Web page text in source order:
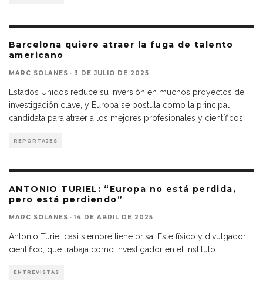
Barcelona quiere atraer la fuga de talento
americano
MARC SOLANES · 3 DE JULIO DE 2025
Estados Unidos reduce su inversión en muchos proyectos de
investigación clave, y Europa se postula como la principal
candidata para atraer a los mejores profesionales y científicos.
REPORTAJES
ANTONIO TURIEL: “Europa no está perdida,
pero está perdiendo”
MARC SOLANES · 14 DE ABRIL DE 2025
Antonio Turiel casi siempre tiene prisa. Este físico y divulgador
científico, que trabaja como investigador en el Instituto
ENTREVISTAS